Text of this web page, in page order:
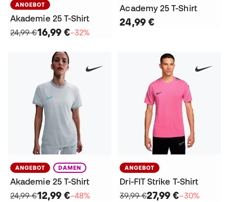
ANGEBOT
Akademie 25 T-Shirt
24,99 €16,99 €−32%
Academy 25 T-Shirt
24,99 €
ANGEBOT DAMEN
Akademie 25 T-Shirt
24,99 €12,99 €−48%
ANGEBOT
Dri-FIT Strike T-Shirt
39,99 €27,99 €−30%